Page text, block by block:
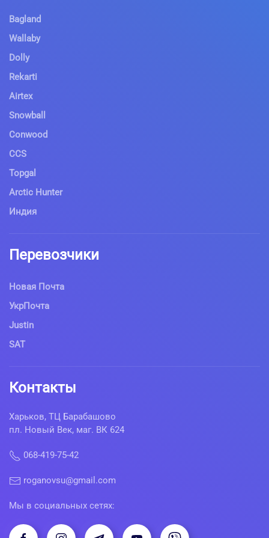
Bagland
Wallaby
Dolly
Rekarti
Airtex
Snowball
Conwood
CCS
Topgal
Arctic Hunter
Индия
Перевозчики
Новая Почта
УкрПочта
Justin
SAT
Контакты
Харьков, ТЦ Барабашово
пл. Новый Век, маг. ВК 624
068-419-75-42
roganovsu@gmail.com
Мы в социальных сетях: